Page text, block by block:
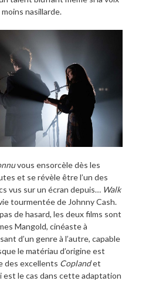
nasillarde.
vous ensorcèle dès les
et se révèle être l’un des
vus sur un écran depuis… Walk
tourmentée de Johnny Cash.
pas de hasard, les deux films sont
Mangold, cinéaste à
d’un genre à l’autre, capable
le matériau d’origine est
des excellents Coplandet
est le cas dans cette adaptation